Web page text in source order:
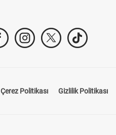
Çerez Politikası Gizlilik Politikası